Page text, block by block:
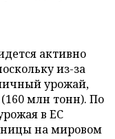
активно
из-за
урожай,
млн тонн). По
в ЕС
на мировом